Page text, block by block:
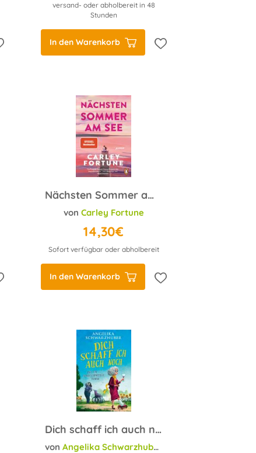
versand- oder abholbereit in 48
Stunden
In den Warenkorb
Nächsten Sommer am See
von Carley Fortune
14,30€
Sofort verfügbar oder abholbereit
In den Warenkorb
Dich schaff ich auch noch
vonAngelika Schwarzhuber